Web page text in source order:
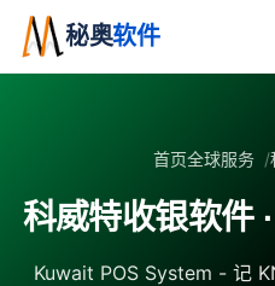
秘奥软件
首页全球服务
科威特收银软件
Kuwait POS System - 记